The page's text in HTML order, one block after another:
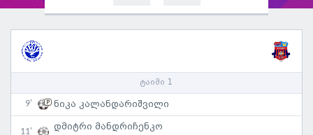
ტაიმი 1
9' ნიკა კალანდარიშვილი
11' დმიტრი მანდრიჩენკო